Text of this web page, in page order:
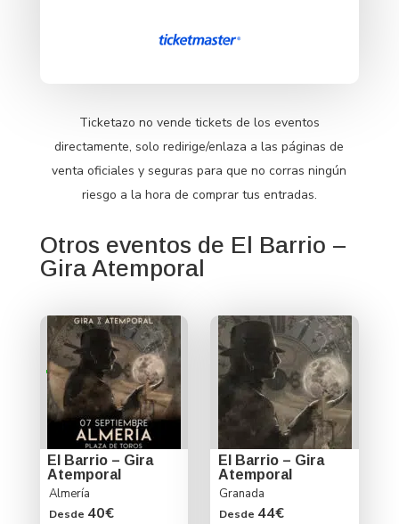
Ticketazo no vende tickets de los eventos
directamente, solo redirige/enlaza a las páginas de
venta oficiales y seguras para que no corras ningún
riesgo a la hora de comprar tus entradas.
Otros eventos de El Barrio –
Gira Atemporal
El Barrio – Gira
Atemporal
Almería
Desde 40€
El Barrio – Gira
Atemporal
Granada
Desde 44€